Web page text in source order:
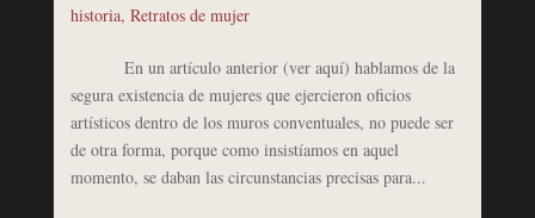
historia, Retratos de mujer
En un artículo anterior (ver aquí) hablamos de la
segura existencia de mujeres que ejercieron oficios
artísticos dentro de los muros conventuales, no puede ser
de otra forma, porque como insistíamos en aquel
momento, se daban las circunstancias precisas para...